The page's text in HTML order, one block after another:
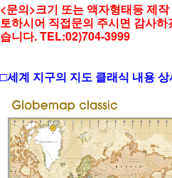
<문의>크기 또는 액자형태등 제
토하시어 직접문의 주시면 감사하
습니다. TEL:02)704-3999
□세계 지구의 지도 클래식 내용